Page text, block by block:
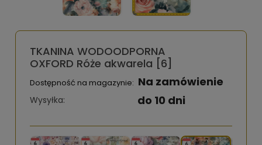
TKANINA WODOODPORNA
OXFORD Róże akwarela [6]
Dostępność na magazynie: Na zamówienie
Wysyłka: do 10 dni